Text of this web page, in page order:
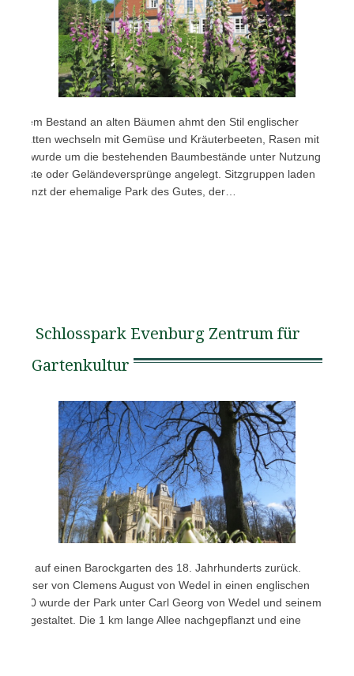
seinem Bestand an alten Bäumen ahmt den Stil englischer
wechseln mit Gemüse und Kräuterbeeten, Rasen mit
wurde um die bestehenden Baumbestände unter Nutzung
oder Geländeversprünge angelegt. Sitzgruppen laden
grenzt der ehemalige Park des Gutes, der…
Schlosspark Evenburg Zentrum für
Gartenkultur
auf einen Barockgarten des 18. Jahrhunderts zurück.
dieser von Clemens August von Wedel in einen englischen
1860 wurde der Park unter Carl Georg von Wedel und seinem
gestaltet. Die 1 km lange Allee nachgepflanzt und eine